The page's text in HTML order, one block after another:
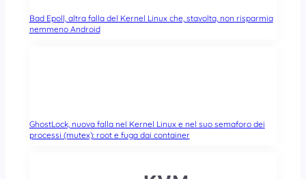
Bad Epoll, altra falla del Kernel Linux che, stavolta, non risparmia
nemmeno Android
GhostLock, nuova falla nel Kernel Linux e nel suo semaforo dei
processi (mutex): root e fuga dai container